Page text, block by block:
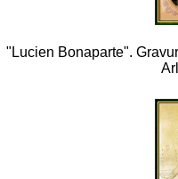
"Lucien Bonaparte".